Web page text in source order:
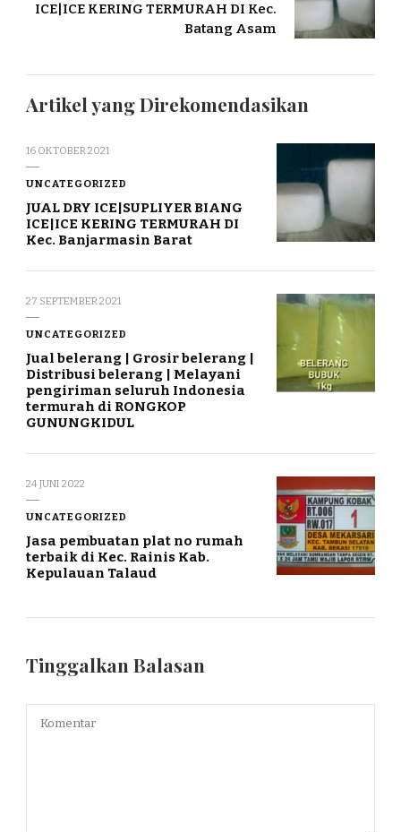
ICE|ICE KERING TERMURAH DI Kec.
Batang Asam
Artikel yang Direkomendasikan
16 OKTOBER 2021
UNCATEGORIZED
JUAL DRY ICE|SUPLIYER BIANG
ICE|ICE KERING TERMURAH DI
Kec. Banjarmasin Barat
27 SEPTEMBER 2021
UNCATEGORIZED
Jual belerang | Grosir belerang |
Distribusi belerang | Melayani
pengiriman seluruh Indonesia
termurah di RONGKOP
GUNUNGKIDUL
24 JUNI 2022
UNCATEGORIZED
Jasa pembuatan plat no rumah
terbaik di Kec. Rainis Kab.
Kepulauan Talaud
Tinggalkan Balasan